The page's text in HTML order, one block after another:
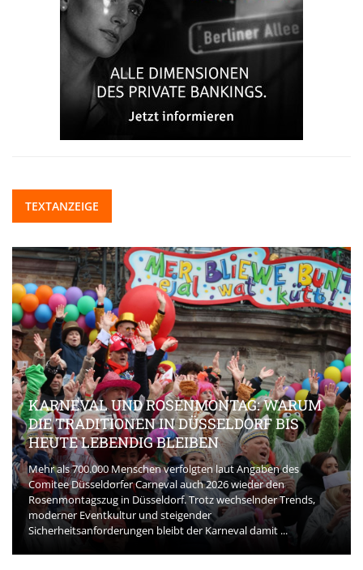
TEXTANZEIGE
KARNEVAL UND ROSENMONTAG: WARUM
DIE TRADITIONEN IN DÜSSELDORF BIS
HEUTE LEBENDIG BLEIBEN
Mehr als 700.000 Menschen verfolgten laut Angaben des
Comitee Düsseldorfer Carneval auch 2026 wieder den
Rosenmontagszug in Düsseldorf. Trotz wechselnder Trends,
moderner Eventkultur und steigender
Sicherheitsanforderungen bleibt der Karneval damit ...